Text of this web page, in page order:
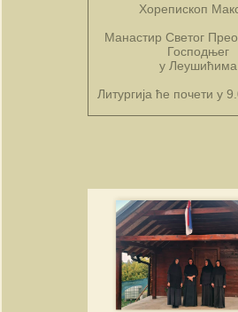
Хорепископ
Манастир Светог
Господњег
у Леушићима
Литургија ће почети у